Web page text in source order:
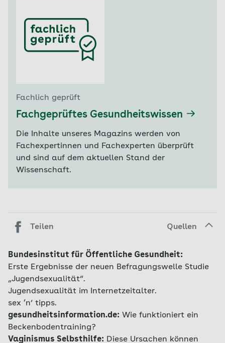
Fachlich geprüft
Fachgeprüftes Gesundheitswissen
Die Inhalte unseres Magazins werden von
Fachexpertinnen und Fachexperten überprüft
und sind auf dem aktuellen Stand der
Wissenschaft.
Teilen Quellen
Bundesinstitut für Öffentliche Gesundheit:
Erste Ergebnisse der neuen Befragungswelle Studie
„Jugendsexualität“.
Jugendsexualität im Internetzeitalter.
sex ’n‘ tipps.
gesundheitsinformation.de: Wie funktioniert ein
Beckenbodentraining?
Vaginismus Selbsthilfe: Diese Ursachen können